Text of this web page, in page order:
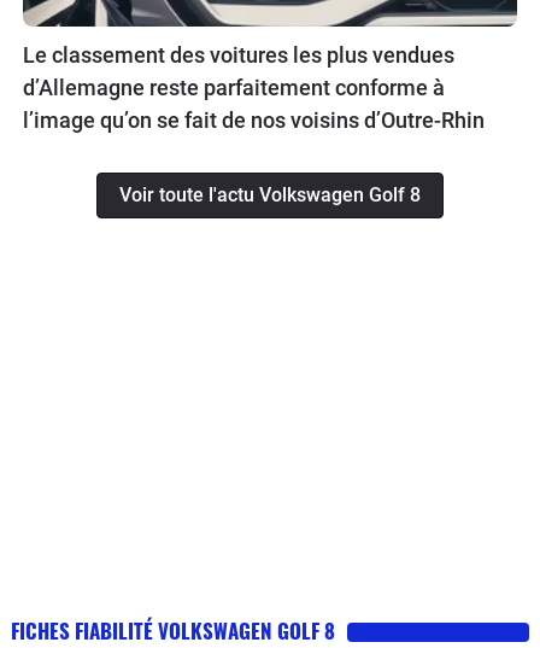
Le classement des voitures les plus vendues
d’Allemagne reste parfaitement conforme à
l’image qu’on se fait de nos voisins d’Outre-Rhin
Voir toute l'actu Volkswagen Golf 8
FICHES FIABILITÉ VOLKSWAGEN GOLF 8